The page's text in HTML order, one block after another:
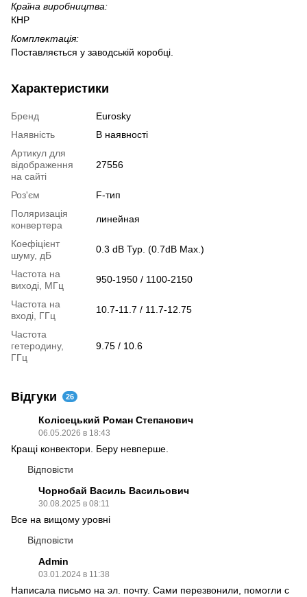
Країна виробництва:
КНР
Комплектація:
Поставляється у заводській коробці.
Характеристики
Бренд
Eurosky
Наявність
В наявності
Артикул для
відображення
на сайті
27556
Роз'єм
F-тип
Поляризація
конвертера
линейная
Коефіцієнт
шуму, дБ
0.3 dB Typ. (0.7dB Max.)
Частота на
виході, МГц
950-1950 / 1100-2150
Частота на
вході, ГГц
10.7-11.7 / 11.7-12.75
Частота
гетеродину,
ГГц
9.75 / 10.6
Відгуки 26
Колісецький Роман Степанович
06.05.2026 в 18:43
Кращі конвектори. Беру невперше.
Відповісти
Чорнобай Василь Васильович
30.08.2025 в 08:11
Все на вищому уровні
Відповісти
Admin
03.01.2024 в 11:38
Написала письмо на эл. почту. Сами перезвонили, помогли с